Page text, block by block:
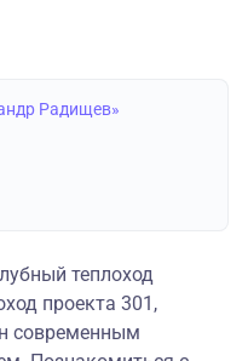
Радищев»
теплоход
проекта 301,
современным